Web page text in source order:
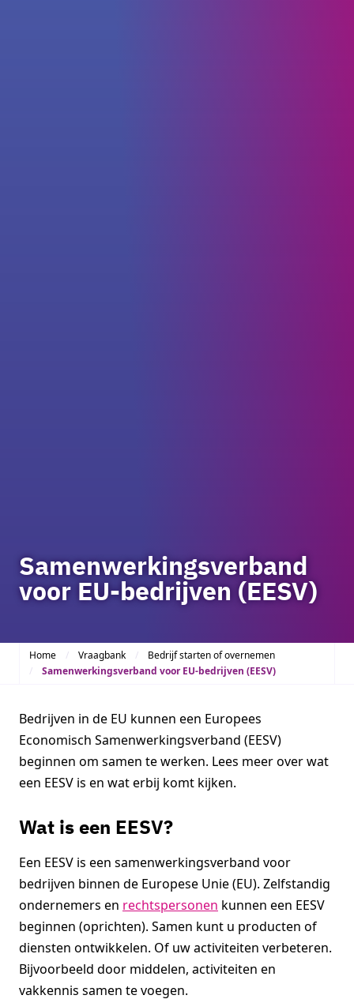
Samenwerkingsverband
voor EU-bedrijven (EESV)
Home Vraagbank
Bedrijf starten of overnemen
Samenwerkingsverband voor EU-bedrijven (EESV)
Bedrijven in de EU kunnen een Europees
Economisch Samenwerkingsverband (EESV)
beginnen om samen te werken. Lees meer over wat
een EESV is en wat erbij komt kijken.
Wat is een EESV?
Een EESV is een samenwerkingsverband voor
bedrijven binnen de Europese Unie (EU). Zelfstandig
ondernemers en rechtspersonen kunnen een EESV
beginnen (oprichten). Samen kunt u producten of
diensten ontwikkelen. Of uw activiteiten verbeteren.
Bijvoorbeeld door middelen, activiteiten en
vakkennis samen te voegen.